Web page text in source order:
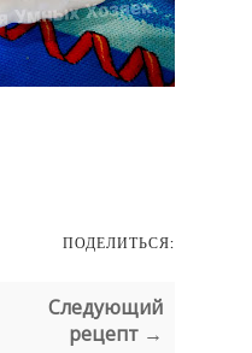
ПОДЕЛИТЬСЯ:
Следующий
рецепт →